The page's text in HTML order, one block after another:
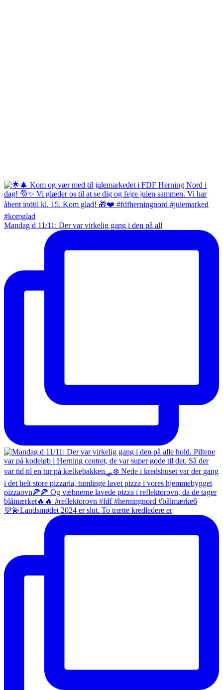
Mandag d 11/11: Der var virkelig gang i den på all
💬💫Landsmødet 2024 er slut. To trætte kredledere er